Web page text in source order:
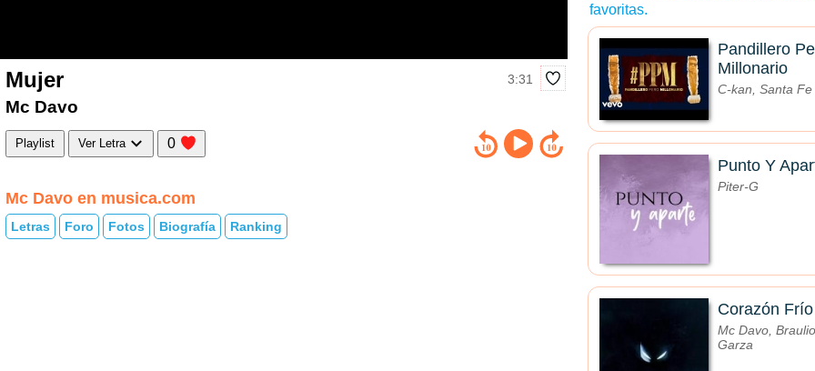
Mujer 3:31
Mc Davo
Playlist Ver Letra 0
Mc Davo en musica.com
Letras Foro Fotos Biografía Ranking
favoritas.
Pandillero
Millonario
C-kan, Santa Fe
Punto Y
Piter-G
Corazón Frío
Mc Davo, Braulio
Garza